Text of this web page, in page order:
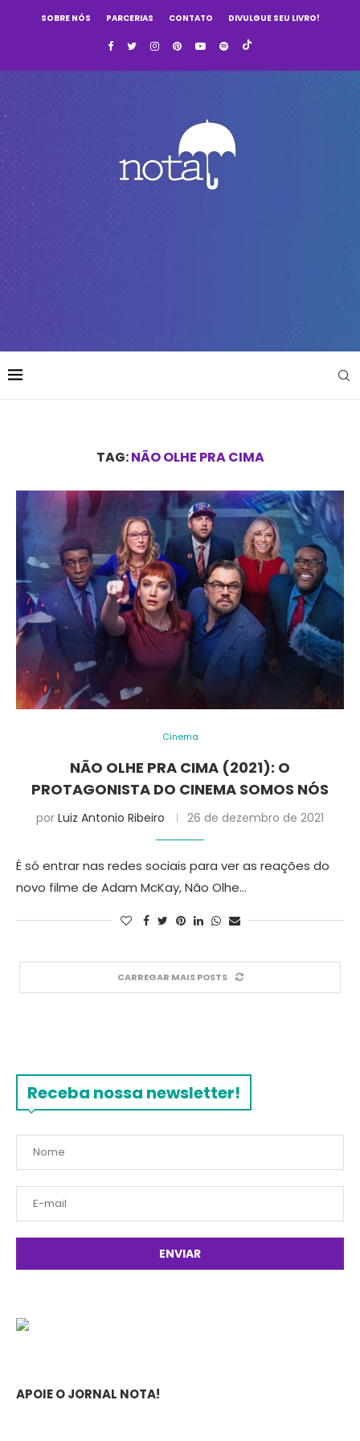
SOBRE NÓS PARCERIAS CONTATO DIVULGUE SEU LIVRO!
TAG:NÃO OLHE PRA CIMA
Cinema
NÃO OLHE PRA CIMA (2021): O
PROTAGONISTA DO CINEMA SOMOS NÓS
por Luiz Antonio Ribeiro 26 de dezembro de 2021
É só entrar nas redes sociais para ver as reações do
novo filme de Adam McKay, Não Olhe…
CARREGAR MAIS POSTS
Receba nossa newsletter!
APOIE O JORNAL NOTA!